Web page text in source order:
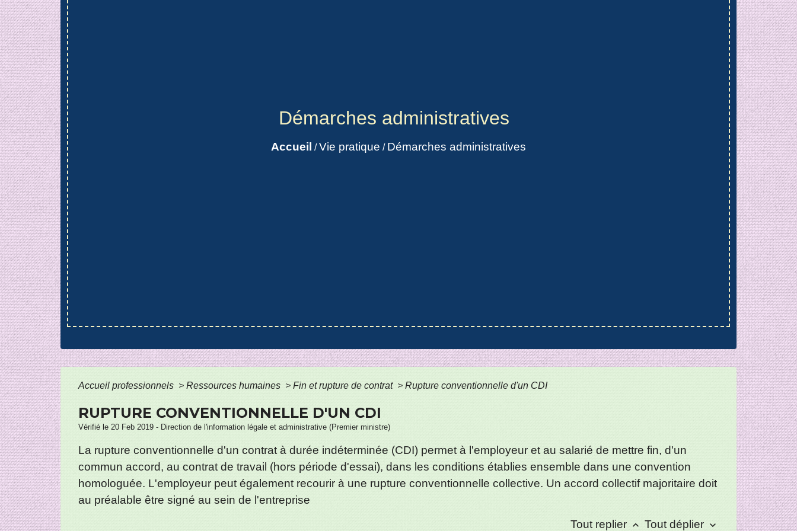
Démarches administratives
Accueil /Vie pratique / Démarches administratives
Accueil professionnels > Ressources humaines > Fin et rupture de contrat > Rupture conventionnelle d'un CDI
RUPTURE CONVENTIONNELLE D'UN CDI
Vérifié le 20 Feb 2019 - Direction de l'information légale et administrative (Premier ministre)
La rupture conventionnelle d'un contrat à durée indéterminée (CDI) permet à l'employeur et au salarié de mettre fin, d'un
commun accord, au contrat de travail (hors période d'essai), dans les conditions établies ensemble dans une convention
homologuée. L'employeur peut également recourir à une rupture conventionnelle collective. Un accord collectif majoritaire doit
au préalable être signé au sein de l'entreprise
Tout replier keyboard_arrow_up Tout déplier keyboard_arrow_down